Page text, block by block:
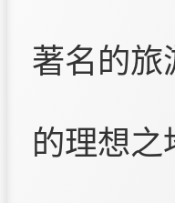
著名的旅
的理想